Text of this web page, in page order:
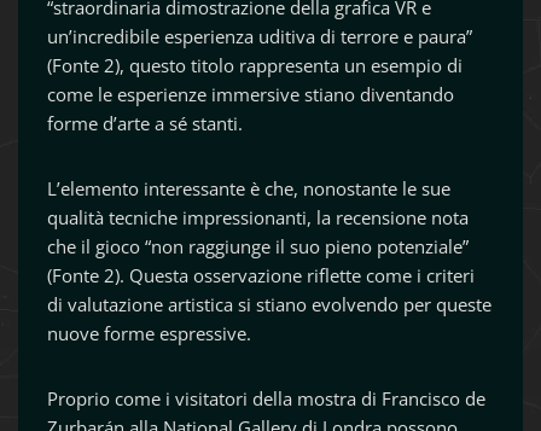
“straordinaria dimostrazione della grafica VR e
un’incredibile esperienza uditiva di terrore e paura”
(Fonte 2), questo titolo rappresenta un esempio di
come le esperienze immersive stiano diventando
forme d’arte a sé stanti.
L’elemento interessante è che, nonostante le sue
qualità tecniche impressionanti, la recensione nota
che il gioco “non raggiunge il suo pieno potenziale”
(Fonte 2). Questa osservazione riflette come i criteri
di valutazione artistica si stiano evolvendo per queste
nuove forme espressive.
Proprio come i visitatori della mostra di Francisco de